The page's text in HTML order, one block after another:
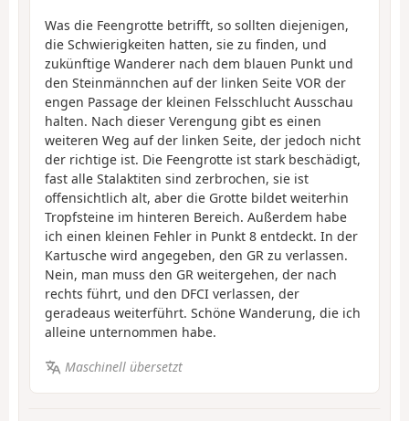
Was die Feengrotte betrifft, so sollten diejenigen,
die Schwierigkeiten hatten, sie zu finden, und
zukünftige Wanderer nach dem blauen Punkt und
den Steinmännchen auf der linken Seite VOR der
engen Passage der kleinen Felsschlucht Ausschau
halten. Nach dieser Verengung gibt es einen
weiteren Weg auf der linken Seite, der jedoch nicht
der richtige ist. Die Feengrotte ist stark beschädigt,
fast alle Stalaktiten sind zerbrochen, sie ist
offensichtlich alt, aber die Grotte bildet weiterhin
Tropfsteine im hinteren Bereich. Außerdem habe
ich einen kleinen Fehler in Punkt 8 entdeckt. In der
Kartusche wird angegeben, den GR zu verlassen.
Nein, man muss den GR weitergehen, der nach
rechts führt, und den DFCI verlassen, der
geradeaus weiterführt. Schöne Wanderung, die ich
alleine unternommen habe.
Maschinell übersetzt